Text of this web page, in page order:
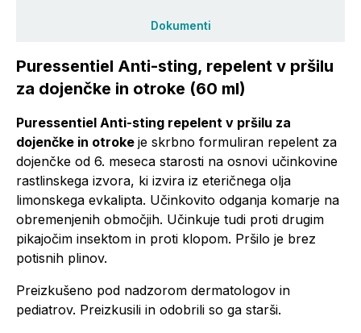
Dokumenti
Puressentiel Anti-sting, repelent v pršilu
za dojenčke in otroke (60 ml)
Puressentiel Anti-sting repelent v pršilu za
dojenčke in otroke je skrbno formuliran repelent za
dojenčke od 6. meseca starosti na osnovi učinkovine
rastlinskega izvora, ki izvira iz eteričnega olja
limonskega evkalipta. Učinkovito odganja komarje na
obremenjenih območjih. Učinkuje tudi proti drugim
pikajočim insektom in proti klopom. Pršilo je brez
potisnih plinov.
Preizkušeno pod nadzorom dermatologov in
pediatrov. Preizkusili in odobrili so ga starši.